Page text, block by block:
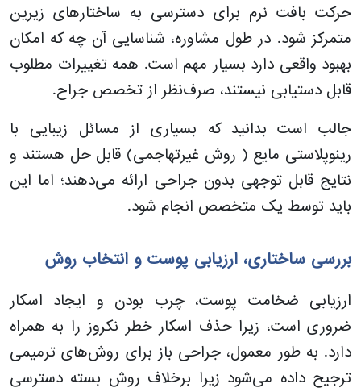
حرکت بافت نرم برای دسترسی به ساختارهای زیرین
متمرکز شود. در طول مشاوره، شناسایی آن چه که امکان‌
بهبود واقعی دارد بسیار مهم است. همه تغییرات مطلوب
قابل دستیابی نیستند، صرف‌نظر از تخصص جراح.
جالب است بدانید که بسیاری از مسائل زیبایی با
رینوپلاستی مایع ( روش غیرتهاجمی) قابل حل هستند و
نتایج قابل توجهی بدون جراحی ارائه می‌دهند؛ اما این
باید توسط یک متخصص انجام شود.
بررسی ساختاری، ارزیابی پوست و انتخاب روش
ارزیابی ضخامت پوست، چرب بودن و ایجاد اسکار
ضروری است، زیرا حذف اسکار خطر نکروز را به همراه
دارد. به طور معمول، جراحی باز برای روش‌های ترمیمی
ترجیح داده می‌شود زیرا برخلاف روش بسته دسترسی